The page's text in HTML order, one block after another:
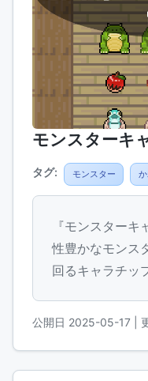
モンスターキ
タグ: モンスター
『モンスター
性豊かなモンス
回るキャラチッ
公開日 2025-05-17 |